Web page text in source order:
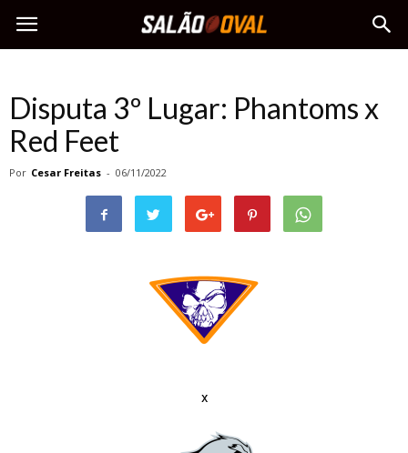
Disputa 3º Lugar: Phantoms x
Red Feet
Por Cesar Freitas - 06/11/2022
x